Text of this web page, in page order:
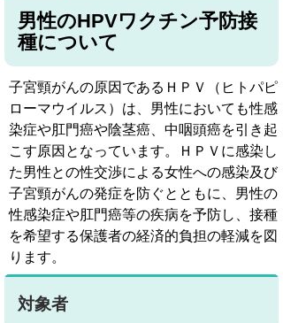
男性のHPVワクチン予防接
種について
子宮頸がんの原因であるＨＰＶ（ヒトパピ
ローマウイルス）は、男性においても性感
染症や肛門癌や陰茎癌、中咽頭癌を引き起
こす原因となっています。ＨＰＶに感染し
た男性との性交渉による女性への感染及び
子宮頸がんの発症を防ぐとともに、男性の
性感染症や肛門癌等の疾病を予防し、接種
を希望する保護者の経済的負担の軽減を図
ります。
対象者